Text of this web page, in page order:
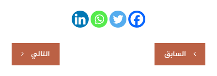
تصفّح
المقالات
السابق التالي